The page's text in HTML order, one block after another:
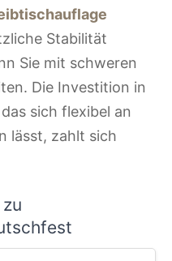
Stabilität
Sie mit schweren
Die Investition in
sich flexibel an
lässt, zahlt sich